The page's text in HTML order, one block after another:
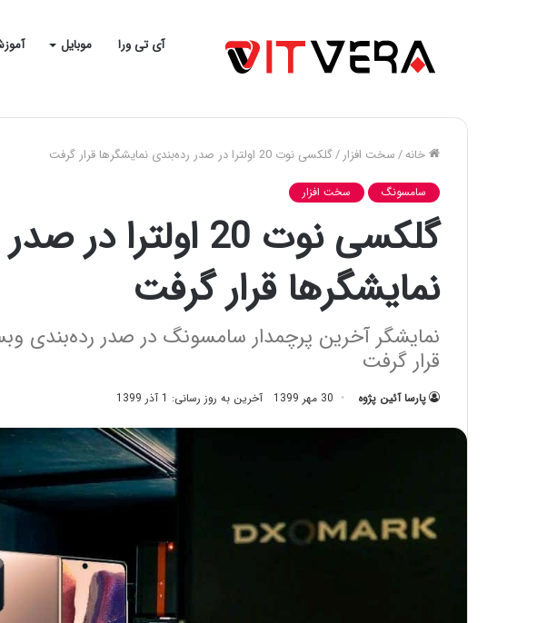
آی تی ورا موبایل
خانه/سخت افزار /گلکسی نوت 20 اولترا در صدر رده‌بندی نمایشگرها قرار گرفت
سامسونگ سخت افزار
گلکسی نوت 20 اولترا
نمایشگرها قرار گرفت
قرار گرفت
پارسا آئین پژوه 30 مهر 1399 آخرین به روز رسانی: 1 آذر 1399